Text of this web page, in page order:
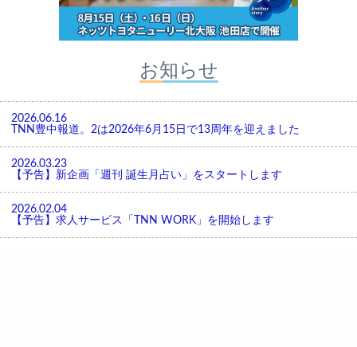
お知らせ
2026.06.16
TNN豊中報道。2は2026年6月15日で13周年を迎えました
2026.03.23
【予告】新企画「週刊 誕生月占い」をスタートします
2026.02.04
【予告】求人サービス「TNN WORK」を開始します